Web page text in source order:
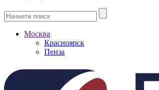
Москва
Красноярск
Пенза